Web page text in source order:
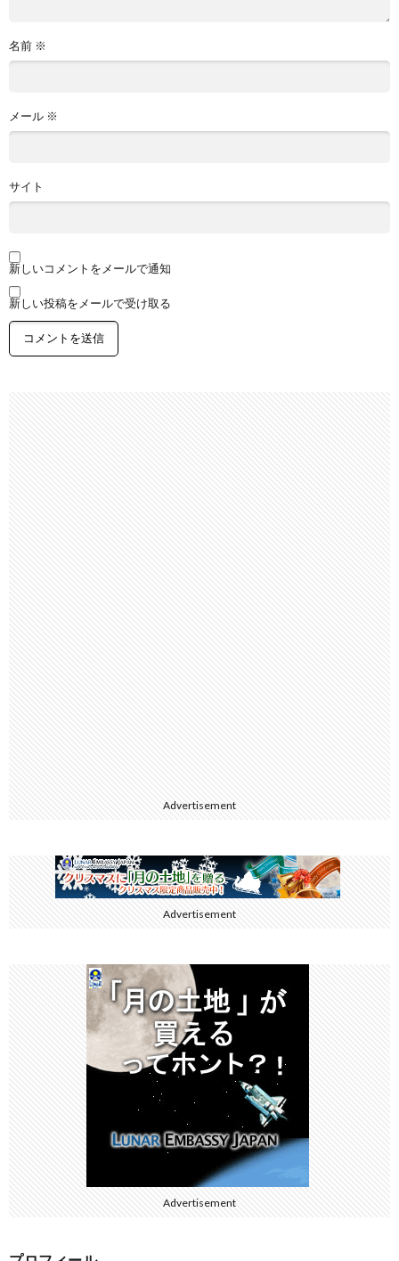
名前 ※
メール ※
サイト
新しいコメントをメールで通知
新しい投稿をメールで受け取る
Advertisement
Advertisement
Advertisement